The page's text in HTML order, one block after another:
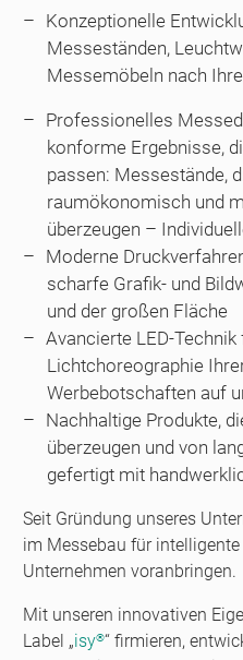
Konzeptionelle
Messeständen,
Messemöbeln nach
Professionelles
konforme Ergebnisse,
passen: Messestände,
raumökonomisch und
überzeugen –
Moderne
scharfe Grafik- und
und der großen Fläche
Avancierte LED-
Lichtchoreographie
Werbebotschaften auf
Nachhaltige Produkte,
überzeugen und von
gefertigt mit
Seit Gründung unseres
im Messebau für
Unternehmen voranbringen.
Mit unseren innovativen
Label „isy®“ firmieren,